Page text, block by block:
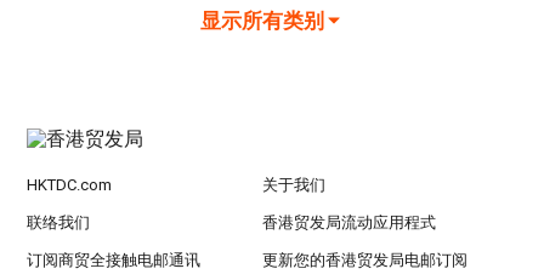
显示所有类别
HKTDC.com 关于我们
联络我们 香港贸发局流动应用程式
订阅商贸全接触电邮通讯 更新您的香港贸发局电邮订阅